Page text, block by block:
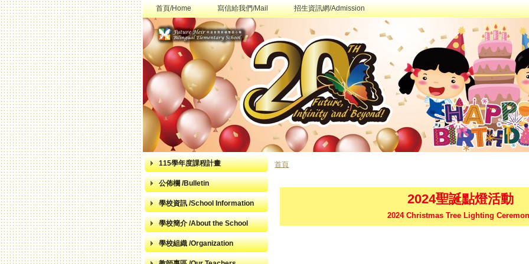
首頁/Home 寫信給我們/Mail 招生資訊網/Admission
115學年度課程計畫
公佈欄 /Bulletin
學校資訊 /School Information
學校簡介 /About the School
學校組織 /Organization
首頁
2024聖誕點燈活動
2024 Christmas Tree Lighting